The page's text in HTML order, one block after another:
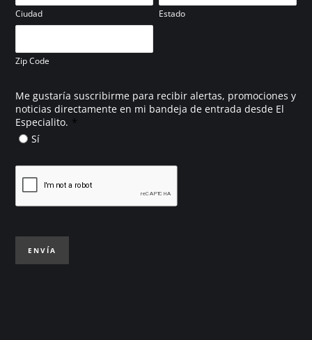
Ciudad Estado
Zip Code
Me gustaría suscribirme para recibir alertas, promociones y
noticias directamente en mi bandeja de entrada desde El
Especialito. *
Sí
ENVÍA